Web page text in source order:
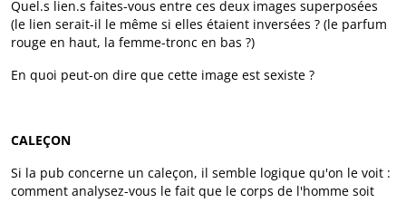
Quel.s lien.s faites-vous entre ces deux images superposées
(le lien serait-il le même si elles étaient inversées ? (le parfum
rouge en haut, la femme-tronc en bas ?)
En quoi peut-on dire que cette image est sexiste ?
CALEÇON
Si la pub concerne un caleçon, il semble logique qu'on le voit :
comment analysez-vous le fait que le corps de l'homme soit